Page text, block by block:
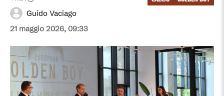
21 maggio 2026, 09:33
Guido Vaciago